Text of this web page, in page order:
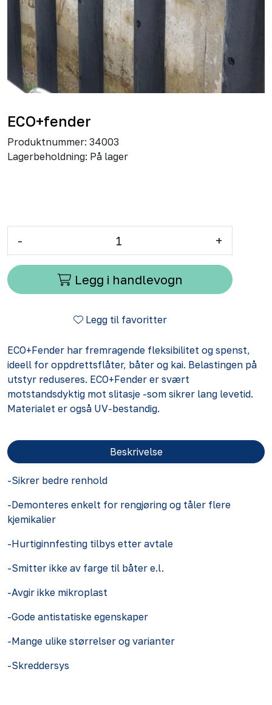
ECO+fender
Produktnummer: 34003
Lagerbeholdning: På lager
- +
Legg i handlevogn
Legg til favoritter
ECO+Fender har fremragende fleksibilitet og spenst,
ideell for oppdrettsflåter, båter og kai. Belastingen på
utstyr reduseres. ECO+Fender er svært
motstandsdyktig mot slitasje -som sikrer lang levetid.
Materialet er også UV-bestandig.
Beskrivelse
-Sikrer bedre renhold
-Demonteres enkelt for rengjøring og tåler flere
kjemikalier
-Hurtiginnfesting tilbys etter avtale
-Smitter ikke av farge til båter e.l.
-Avgir ikke mikroplast
-Gode antistatiske egenskaper
-Mange ulike størrelser og varianter
-Skreddersys